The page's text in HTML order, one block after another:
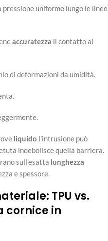
pressione uniforme lungo le linee
accuratezza il contatto ai
di deformazioni da umidità.
liquido l'intrusione può
indebolisce quella barriera.
sull'esatta lunghezza
e spessore.
TPU vs.
cornice in